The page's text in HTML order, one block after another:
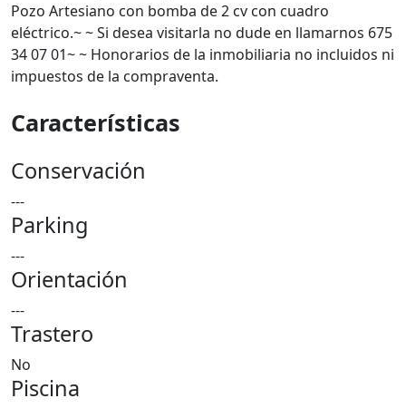
Pozo Artesiano con bomba de 2 cv con cuadro
eléctrico.~ ~ Si desea visitarla no dude en llamarnos 675
34 07 01~ ~ Honorarios de la inmobiliaria no incluidos ni
impuestos de la compraventa.
Características
Conservación
---
Parking
---
Orientación
---
Trastero
No
Piscina